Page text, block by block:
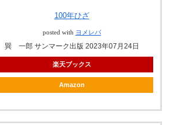
100年ひざ
posted with ヨメレバ
巽 一郎 サンマーク出版 2023年07月24日
楽天ブックス
Amazon